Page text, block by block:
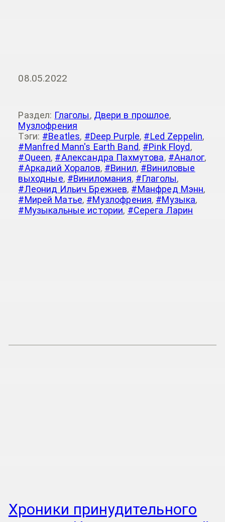
08.05.2022
Раздел: Глаголы, Двери в прошлое,
Музлофрения
Тэги: #Beatles, #Deep Purple, #Led Zeppelin,
#Manfred Mann's Earth Band, #Pink Floyd,
#Queen, #Александра Пахмутова, #Аналог,
#Аркадий Хоралов, #Винил, #Виниловые
выходные, #Виниломания, #Глаголы,
#Леонид Ильич Брежнев, #Манфред Мэнн,
#Мирей Матье, #Музлофрения, #Музыка,
#Музыкальные истории, #Серега Ларин
Хроники принудительного